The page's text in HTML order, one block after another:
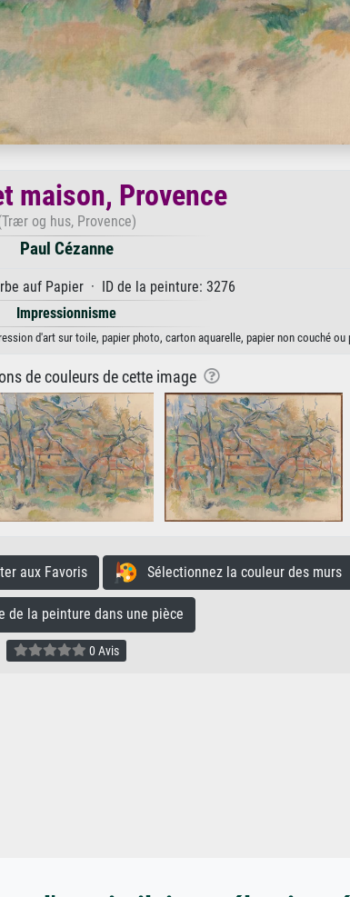
maison, Provence
og hus, Provence)
Paul Cézanne
auf Papier · ID de la peinture: 3276
Impressionnisme
d'art sur toile, papier photo, carton aquarelle, papier non couché ou
de couleurs de cette image
aux Favoris Sélectionnez la couleur des murs
la peinture dans une pièce
0 Avis